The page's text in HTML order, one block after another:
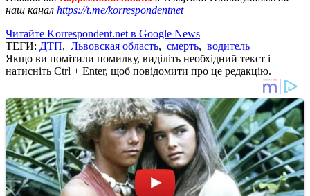
наш канал https://t.me/korrespondentnet
Читайте Korrespondent.net в Google News
ТЕГИ: ДТП, Львовская область, смерть, водитель
Якщо ви помітили помилку, виділіть необхідний текст і
натисніть Ctrl + Enter, щоб повідомити про це редакцію.